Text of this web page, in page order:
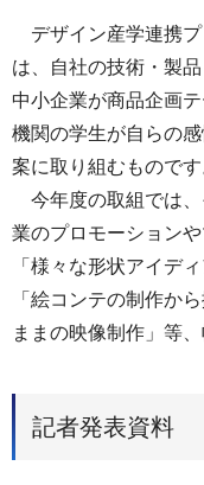
デザイン産学連携プ
は、自社の技術・製
中小企業が商品企画
機関の学生が自らの
案に取り組むものです
今年度の取組では、
業のプロモーション
「様々な形状アイデ
「絵コンテの制作か
ままの映像制作」等
記者発表資料